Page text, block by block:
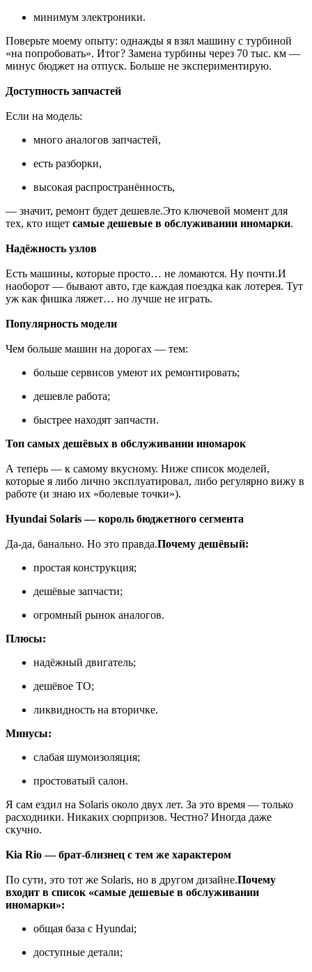
минимум электроники.
Поверьте моему опыту: однажды я взял машину с турбиной
«на попробовать». Итог? Замена турбины через 70 тыс. км —
минус бюджет на отпуск. Больше не экспериментирую.
Доступность запчастей
Если на модель:
много аналогов запчастей,
есть разборки,
высокая распространённость,
— значит, ремонт будет дешевле.Это ключевой момент для
тех, кто ищет самые дешевые в обслуживании иномарки.
Надёжность узлов
Есть машины, которые просто… не ломаются. Ну почти.И
наоборот — бывают авто, где каждая поездка как лотерея. Тут
уж как фишка ляжет… но лучше не играть.
Популярность модели
Чем больше машин на дорогах — тем:
больше сервисов умеют их ремонтировать;
дешевле работа;
быстрее находят запчасти.
Топ самых дешёвых в обслуживании иномарок
А теперь — к самому вкусному. Ниже список моделей,
которые я либо лично эксплуатировал, либо регулярно вижу в
работе (и знаю их «болевые точки»).
Hyundai Solaris — король бюджетного сегмента
Да-да, банально. Но это правда.Почему дешёвый:
простая конструкция;
дешёвые запчасти;
огромный рынок аналогов.
Плюсы:
надёжный двигатель;
дешёвое ТО;
ликвидность на вторичке.
Минусы:
слабая шумоизоляция;
простоватый салон.
Я сам ездил на Solaris около двух лет. За это время — только
расходники. Никаких сюрпризов. Честно? Иногда даже
скучно.
Kia Rio — брат-близнец с тем же характером
По сути, это тот же Solaris, но в другом дизайне.Почему
входит в список «самые дешевые в обслуживании
иномарки»:
общая база с Hyundai;
доступные детали;